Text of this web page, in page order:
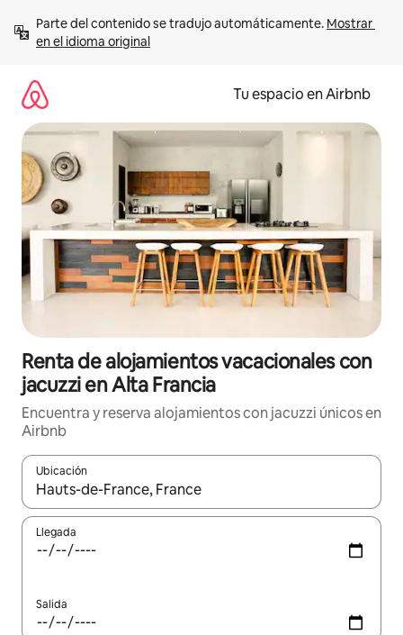
contenido
Parte del contenido se tradujo automáticamente. Mostrar
en el idioma original
Tu espacio en Airbnb
Renta de alojamientos vacacionales con
jacuzzi en Alta Francia
Encuentra y reserva alojamientos con jacuzzi únicos en
Airbnb
Ubicación
Cuando los resultados estén disponibles, podrás navegar
Llegada
Salida